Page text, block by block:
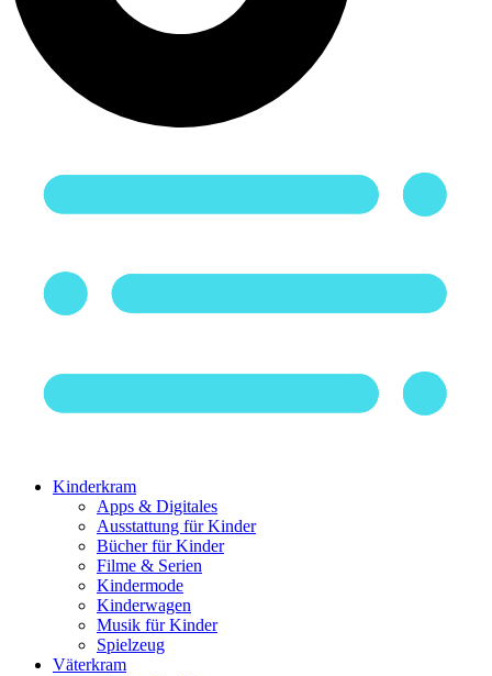
Kinderkram
Apps & Digitales
Ausstattung für Kinder
Bücher für Kinder
Filme & Serien
Kindermode
Kinderwagen
Musik für Kinder
Spielzeug
Väterkram